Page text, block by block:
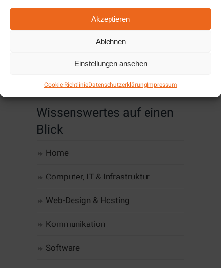
Akzeptieren
Ablehnen
Einstellungen ansehen
Cookie-RichtlinieDatenschutzerklärungImpressum
Oktober/November
2019
Hier finden Sie die aktuellen Angebote für
Wissenswertes auf einen
Blick
Home
Computer, IT & Infrastruktur
Web-Design & Hosting
Kommunikation
Software